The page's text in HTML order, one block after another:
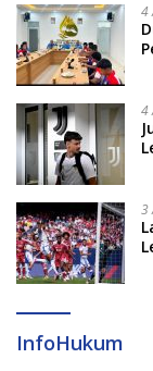
4
4
3
InfoHukum